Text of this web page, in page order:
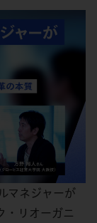
マネジャーが
リオーガニ